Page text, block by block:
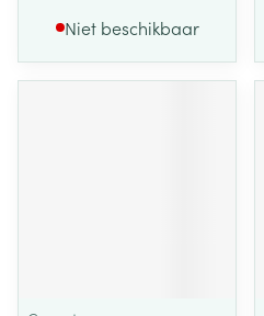
Niet beschikbaar